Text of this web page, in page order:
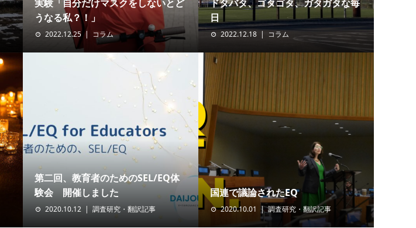
実験「自分だけマスクをしないとど
うなる私？！」
2022.12.25 コラム
ドタバタ、ゴタゴタ、ガタガタな毎
日
2022.12.18 コラム
第二回、教育者のためのSEL/EQ体
験会 開催しました
2020.10.12 調査研究・翻訳記事
国連で議論されたEQ
2020.10.01 調査研究・翻訳記事